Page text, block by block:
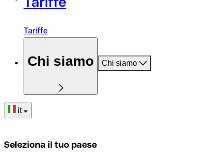
Tariffe
Chi siamo Chi siamo
it
Seleziona il tuo paese